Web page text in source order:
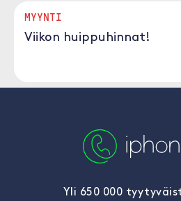
MYYNTI
Viikon huippuhinnat!
Yli 650 000